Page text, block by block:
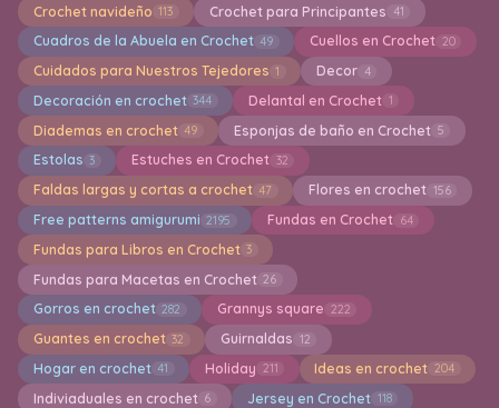
Crochet navideño 113 Crochet para Principantes 41
Cuadros de la Abuela en Crochet 49 Cuellos en Crochet 20
Cuidados para Nuestros Tejedores 1 Decor 4
Decoración en crochet 344 Delantal en Crochet 1
Diademas en crochet 49 Esponjas de baño en Crochet 5
Estolas 3 Estuches en Crochet 32
Faldas largas y cortas a crochet 47 Flores en crochet 156
Free patterns amigurumi 2195 Fundas en Crochet 64
Fundas para Libros en Crochet 3
Fundas para Macetas en Crochet 26
Gorros en crochet 282 Grannys square 222
Guantes en crochet 32 Guirnaldas 12
Hogar en crochet 41 Holiday 211 Ideas en crochet 204
Indiviaduales en crochet 6 Jersey en Crochet 118